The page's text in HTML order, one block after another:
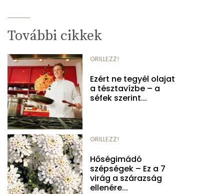
További cikkek
GRILLEZZ!
Ezért ne tegyél olajat
a tésztavízbe – a
séfek szerint...
GRILLEZZ!
Hőségimádó
szépségek – Ez a 7
virág a szárazság
ellenére...